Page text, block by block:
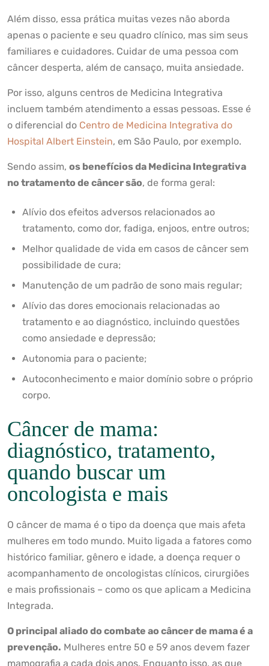
Além disso, essa prática muitas vezes não aborda
apenas o paciente e seu quadro clínico, mas sim seus
familiares e cuidadores. Cuidar de uma pessoa com
câncer desperta, além de cansaço, muita ansiedade.
Por isso, alguns centros de Medicina Integrativa
incluem também atendimento a essas pessoas. Esse é
o diferencial do Centro de Medicina Integrativa do
Hospital Albert Einstein, em São Paulo, por exemplo.
Sendo assim, os benefícios da Medicina Integrativa
no tratamento de câncer são, de forma geral:
Alívio dos efeitos adversos relacionados ao
tratamento, como dor, fadiga, enjoos, entre outros;
Melhor qualidade de vida em casos de câncer sem
possibilidade de cura;
Manutenção de um padrão de sono mais regular;
Alívio das dores emocionais relacionadas ao
tratamento e ao diagnóstico, incluindo questões
como ansiedade e depressão;
Autonomia para o paciente;
Autoconhecimento e maior domínio sobre o próprio
corpo.
Câncer de mama:
diagnóstico, tratamento,
quando buscar um
oncologista e mais
O câncer de mama é o tipo da doença que mais afeta
mulheres em todo mundo. Muito ligada a fatores como
histórico familiar, gênero e idade, a doença requer o
acompanhamento de oncologistas clínicos, cirurgiões
e mais profissionais – como os que aplicam a Medicina
Integrada.
O principal aliado do combate ao câncer de mama é a
prevenção. Mulheres entre 50 e 59 anos devem fazer
mamografia a cada dois anos. Enquanto isso, as que